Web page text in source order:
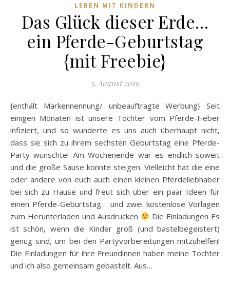
LEBEN MIT KINDERN
Das Glück dieser Erde…
ein Pferde-Geburtstag
{mit Freebie}
5. August 2019
{enthält Markennennung/ unbeauftragte Werbung} Seit
einigen Monaten ist unsere Tochter vom Pferde-Fieber
infiziert, und so wunderte es uns auch überhaupt nicht,
dass sie sich zu ihrem sechsten Geburtstag eine Pferde-
Party wünschte! Am Wochenende war es endlich soweit
und die große Sause konnte steigen. Vielleicht hat die eine
oder andere von euch auch einen kleinen Pferdeliebhaber
bei sich zu Hause und freut sich über ein paar Ideen für
einen Pferde-Geburtstag… und zwei kostenlose Vorlagen
zum Herunterladen und Ausdrucken
Die Einladungen Es
ist schön, wenn die Kinder groß (und bastelbegeistert)
genug sind, um bei den Partyvorbereitungen mitzuhelfen!
Die Einladungen für ihre Freundinnen haben meine Tochter
und ich also gemeinsam gebastelt. Aus…